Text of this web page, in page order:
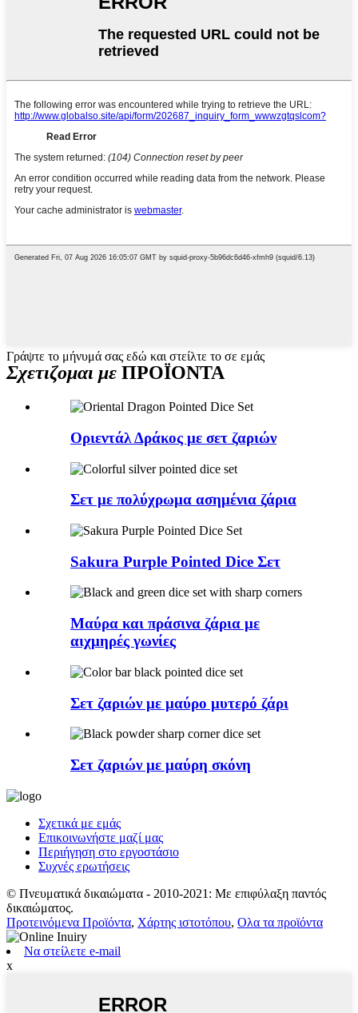
Γράψτε το μήνυμά σας εδώ και στείλτε το σε εμάς
Σχετιζομαι με ΠΡΟΪΟΝΤΑ
Οριεντάλ Δράκος με σετ ζαριών
Σετ με πολύχρωμα ασημένια ζάρια
Sakura Purple Pointed Dice Σετ
Μαύρα και πράσινα ζάρια με
αιχμηρές γωνίες
Σετ ζαριών με μαύρο μυτερό ζάρι
Σετ ζαριών με μαύρη σκόνη
Σχετικά με εμάς
Επικοινωνήστε μαζί μας
Περιήγηση στο εργοστάσιο
Συχνές ερωτήσεις
© Πνευματικά δικαιώματα - 2010-2021: Με επιφύλαξη παντός
δικαιώματος.
Προτεινόμενα Προϊόντα, Χάρτης ιστοτόπου, Ολα τα προϊόντα
Να στείλετε e-mail
x